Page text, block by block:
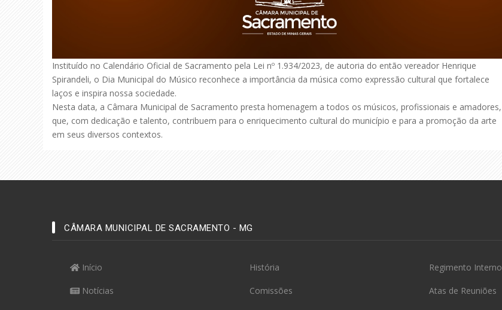
Instituído no Calendário Oficial de Sacramento pela Lei nº 1.934/2023, de autoria do então vereador Henrique
Spirandeli, o Dia Municipal do Músico reconhece a importância da música como expressão cultural que fortalece
laços e inspira nossa sociedade.
Nesta data, a Câmara Municipal de Sacramento presta homenagem a todos os músicos, profissionais e amadores,
que, com dedicação e talento, contribuem para o enriquecimento cultural do município e para a promoção da arte
em seus diversos contextos.
CÂMARA MUNICIPAL DE SACRAMENTO - MG
Início
Notícias
História
Comissões
Regimento Interno
Atas de Reuniões